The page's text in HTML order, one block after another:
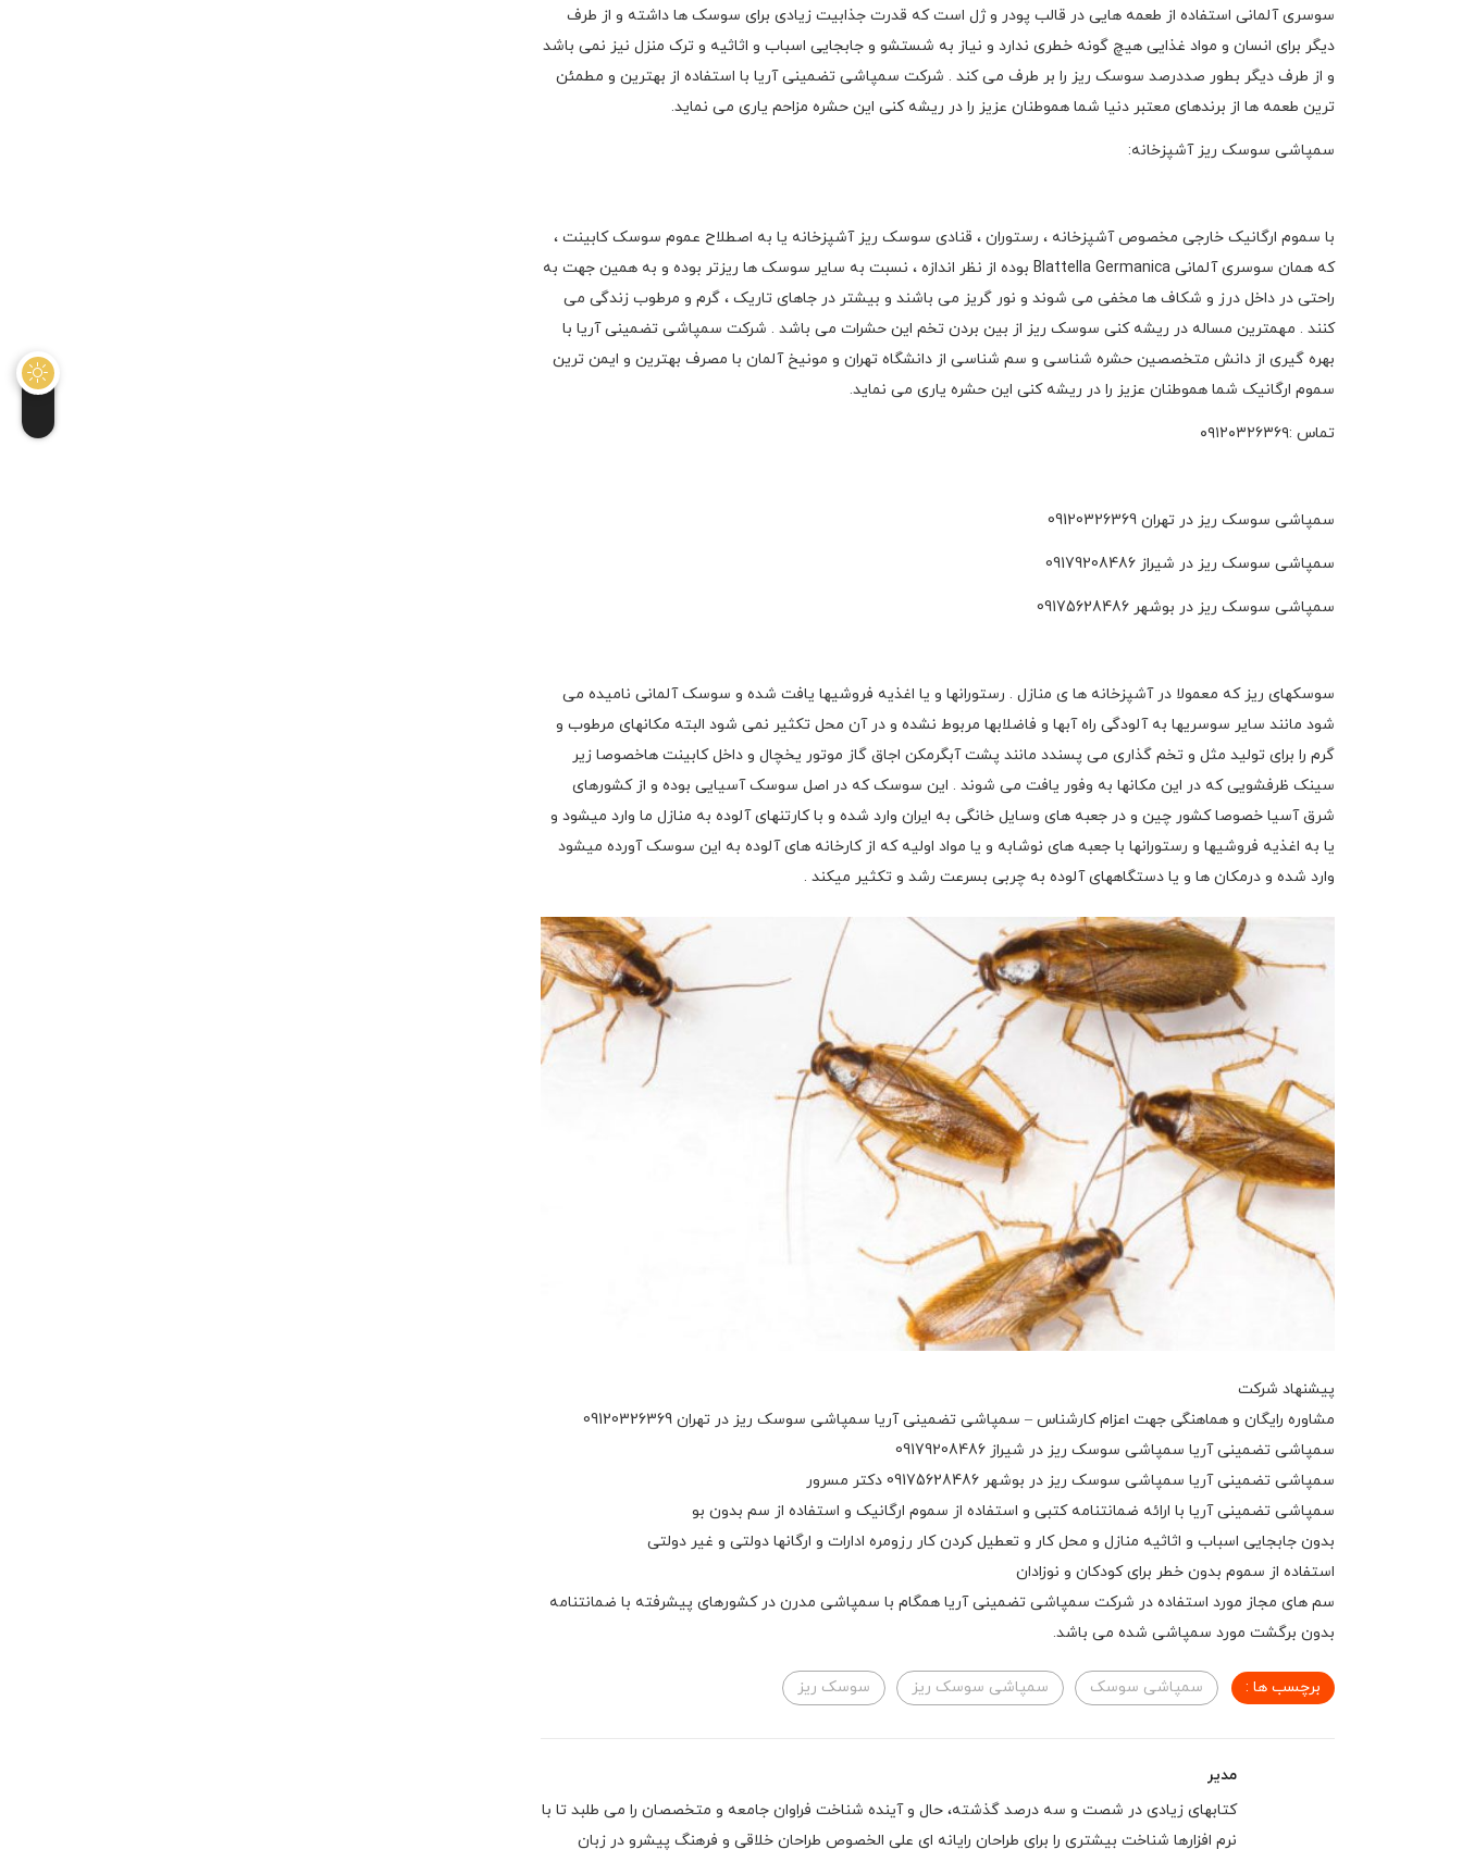
سوسری آلمانی استفاده از طعمه هایی در قالب پودر و ژل است که قدرت جذابیت زیادی برای سوسک ها داشته و از طرف
دیگر برای انسان و مواد غذایی هیچ گونه خطری ندارد و نیاز به شستشو و جابجایی اسباب و اثاثیه و ترک منزل نیز نمی باشد
و از طرف دیگر بطور صددرصد سوسک ریز را بر طرف می کند . شرکت سمپاشی تضمینی آریا با استفاده از بهترین و مطمئن
ترین طعمه ها از برندهای معتبر دنیا شما هموطنان عزیز را در ریشه کنی این حشره مزاحم یاری می نماید.
سمپاشی سوسک ریز آشپزخانه:
با سموم ارگانیک خارجی مخصوص آشپزخانه ، رستوران ، قنادی سوسک ریز آشپزخانه یا به اصطلاح عموم سوسک کابینت ،
که همان سوسری آلمانی Blattella Germanica بوده از نظر اندازه ، نسبت به سایر سوسک ها ریزتر بوده و به همین جهت به
راحتی در داخل درز و شکاف ها مخفی می شوند و نور گریز می باشند و بیشتر در جاهای تاریک ، گرم و مرطوب زندگی می
کنند . مهمترین مساله در ریشه کنی سوسک ریز از بین بردن تخم این حشرات می باشد . شرکت سمپاشی تضمینی آریا با
بهره گیری از دانش متخصصین حشره شناسی و سم شناسی از دانشگاه تهران و مونیخ آلمان با مصرف بهترین و ایمن ترین
سموم ارگانیک شما هموطنان عزیز را در ریشه کنی این حشره یاری می نماید.
تماس :۰۹۱۲۰۳۲۶۳۶۹
سمپاشی سوسک ریز در تهران 09120326369
سمپاشی سوسک ریز در شیراز 09179208486
سمپاشی سوسک ریز در بوشهر 09175628486
سوسکهای ریز که معمولا در آشپزخانه ها ی منازل . رستورانها و یا اغذیه فروشیها یافت شده و سوسک آلمانی نامیده می
شود مانند سایر سوسریها به آلودگی راه آبها و فاضلابها مربوط نشده و در آن محل تکثیر نمی شود البته مکانهای مرطوب و
گرم را برای تولید مثل و تخم گذاری می پسندد مانند پشت آبگرمکن اجاق گاز موتور یخچال و داخل کابینت هاخصوصا زیر
سینک ظرفشویی که در این مکانها به وفور یافت می شوند . این سوسک که در اصل سوسک آسیایی بوده و از کشورهای
شرق آسیا خصوصا کشور چین و در جعبه های وسایل خانگی به ایران وارد شده و با کارتنهای آلوده به منازل ما وارد میشود و
یا به اغذیه فروشیها و رستورانها با جعبه های نوشابه و یا مواد اولیه که از کارخانه های آلوده به این سوسک آورده میشود
وارد شده و درمکان ها و یا دستگاههای آلوده به چربی بسرعت رشد و تکثیر میکند .
پیشنهاد شرکت
مشاوره رایگان و هماهنگی جهت اعزام کارشناس – سمپاشی تضمینی آریا سمپاشی سوسک ریز در تهران 09120326369
سمپاشی تضمینی آریا سمپاشی سوسک ریز در شیراز 09179208486
سمپاشی تضمینی آریا سمپاشی سوسک ریز در بوشهر 09175628486 دکتر مسرور
سمپاشی تضمینی آریا با ارائه ضمانتنامه کتبی و استفاده از سموم ارگانیک و استفاده از سم بدون بو
بدون جابجایی اسباب و اثاثیه منازل و محل کار و تعطیل کردن کار رزومره ادارات و ارگانها دولتی و غیر دولتی
استفاده از سموم بدون خطر برای کودکان و نوزادان
سم های مجاز مورد استفاده در شرکت سمپاشی تضمینی آریا همگام با سمپاشی مدرن در کشورهای پیشرفته با ضمانتنامه
بدون برگشت مورد سمپاشی شده می باشد.
برچسب ها : سمپاشی سوسک سمپاشی سوسک ریز سوسک ریز
مدیر
کتابهای زیادی در شصت و سه درصد گذشته، حال و آینده شناخت فراوان جامعه و متخصصان را می طلبد تا با
نرم افزارها شناخت بیشتری را برای طراحان رایانه ای علی الخصوص طراحان خلاقی و فرهنگ پیشرو در زبان